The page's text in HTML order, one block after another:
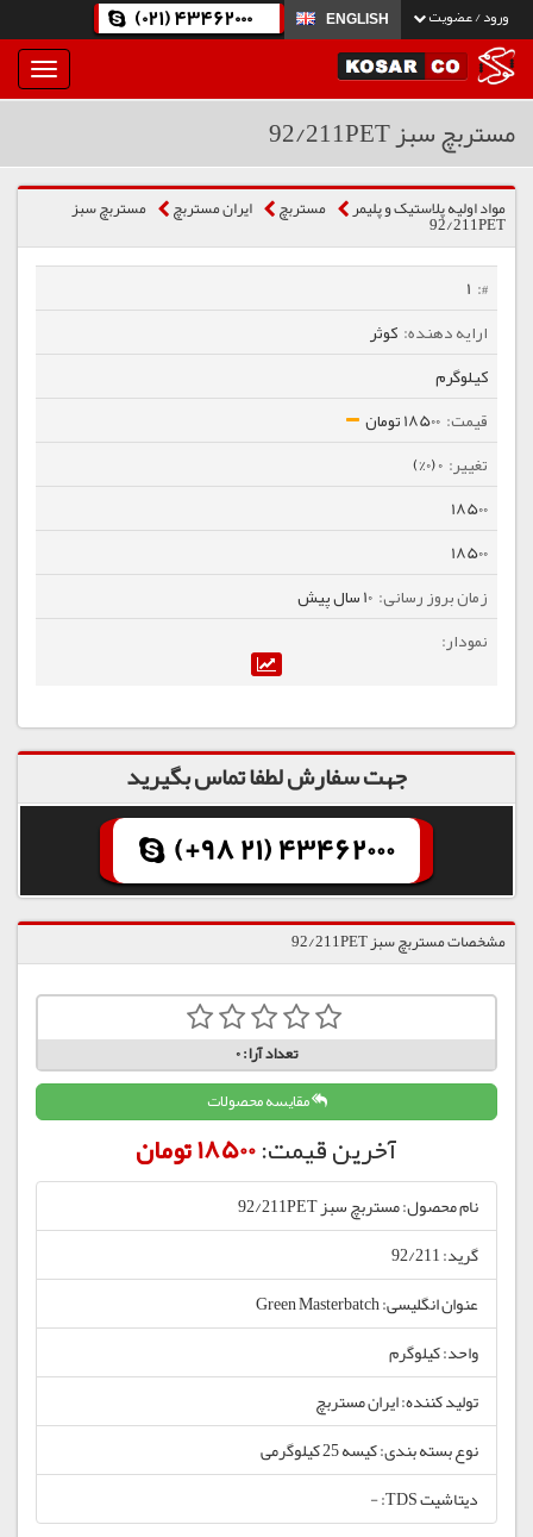
ورود / عضویت ENGLISH
(021) 43462000
بار
و
مستربچ سبز 92/211PET
مواد اولیه پلاستیک و پلیمر مستربچ ایران مستربچ مستربچ سبز
92/211PET
1
کوثر
کیلوگرم
18500 تومان
0 (0%)
18500
18500
10 سال پیش
جهت سفارش لطفا تماس بگیرید
(+98 21) 43462000
مشخصات مستربچ سبز 92/211PET
تعداد آرا:0
مقایسه محصولات
آخرین قیمت:18500 تومان
نام محصول: مستربچ سبز 92/211PET
گرید: 92/211
عنوان انگلیسی: Green Masterbatch
واحد: کیلوگرم
تولید کننده: ایران مستربچ
نوع بسته بندی: کیسه 25 کیلوگرمی
دیتاشیت TDS: -